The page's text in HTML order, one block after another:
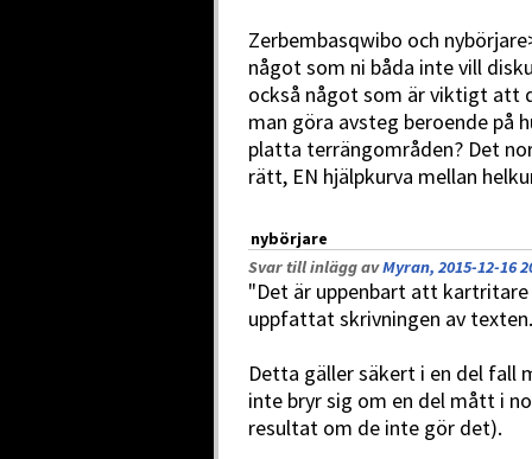
Zerbembasqwibo och
något som ni båda inte vill
också något som är viktigt att
man göra avsteg beroende på
platta terrängområden? Det
rätt, EN hjälpkurva mellan
nybörjare
Svar till inlägg avMyran, 2015-12-16
"Det är uppenbart att
uppfattat skrivningen av
Detta gäller säkert i en del fall
inte bryr sig om en del mått i
resultat om de inte gör det).